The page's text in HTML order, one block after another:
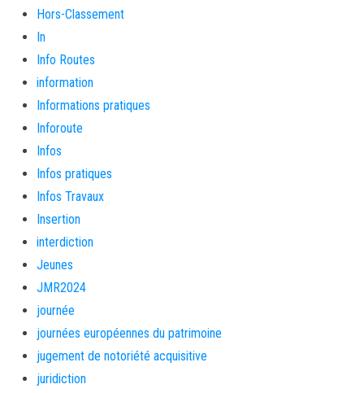
Hors-Classement
In
Info Routes
information
Informations pratiques
Inforoute
Infos
Infos pratiques
Infos Travaux
Insertion
interdiction
Jeunes
JMR2024
journée
journées européennes du patrimoine
jugement de notoriété acquisitive
juridiction